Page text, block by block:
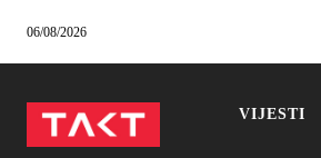
06/08/2026
VIJESTI